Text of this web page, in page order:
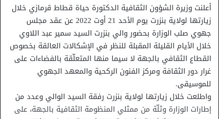
أعلنت وزيرة الشؤون الثقافية الدكتورة حياة قطاط قرمازي خلال
زيارتها لولاية بنزرت يوم الأحد 21 أوت 2022 عن عقد مجلس
جهوي صلب الوزارة بحضور والي بنزرت السيد سمير عبد اللاوي
خلال الأيام القليلة المقبلة للنظر في الإشكالات العالقة بخصوص
القطاع الثقافي بالجهة لا سيما منها المتعلّقة بالفضاءات على
غرار دور الثقافة ومركز الفنون الركحية والمعهد الجهوي
للموسيقى.
واطلعت خلال زيارتها لولاية بنزرت رفقة السيد الوالي وعدد من
إطارات الوزارة وثلّة من ممثلي المنظومة الثقافية بالجهة، على